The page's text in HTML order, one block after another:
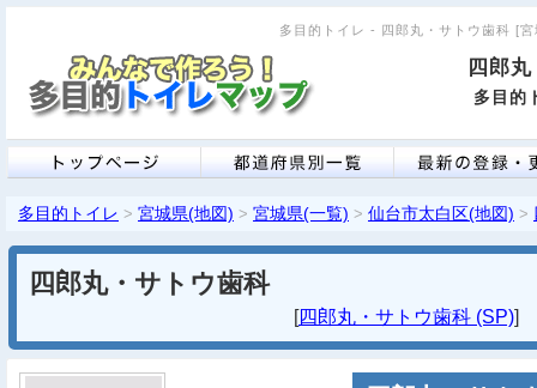
多目的トイレ - 四郎丸・サトウ歯科 [
四郎
多目的
多目的トイレ > 宮城県(地図) > 宮城県(一覧) > 仙台市太白区(地図) >
四郎丸・サトウ歯科
[四郎丸・サトウ歯科 (SP)